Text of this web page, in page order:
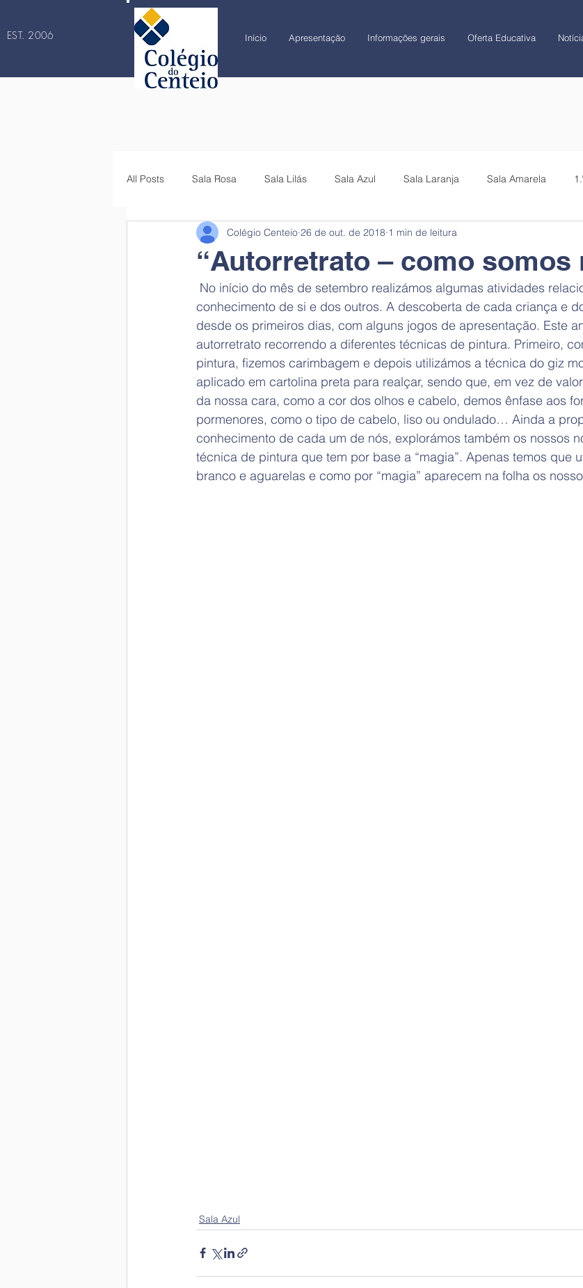
EST. 2006 Início Apresentação Informações gerais Oferta Educativa
All Posts Sala Rosa Sala Lilás Sala Azul Sala Laranja Sala Amarela
5.º ano 6.º ano CATL Colégio
“Autorretrato – como somos
Colégio Centeio 26 de out. de 2018 1 min de leitura
conhecimento de si e dos outros. A descoberta de cada criança e
desde os primeiros dias, com alguns jogos de apresentação. Este
autorretrato recorrendo a diferentes técnicas de pintura. Primeiro,
pintura, fizemos carimbagem e depois utilizámos a técnica do giz
aplicado em cartolina preta para realçar, sendo que, em vez de
da nossa cara, como a cor dos olhos e cabelo, demos ênfase aos
pormenores, como o tipo de cabelo, liso ou ondulado… Ainda a
conhecimento de cada um de nós, explorámos também os nossos
técnica de pintura que tem por base a “magia”. Apenas temos que
branco e aguarelas e como por “magia” aparecem na folha os
Sala Azul